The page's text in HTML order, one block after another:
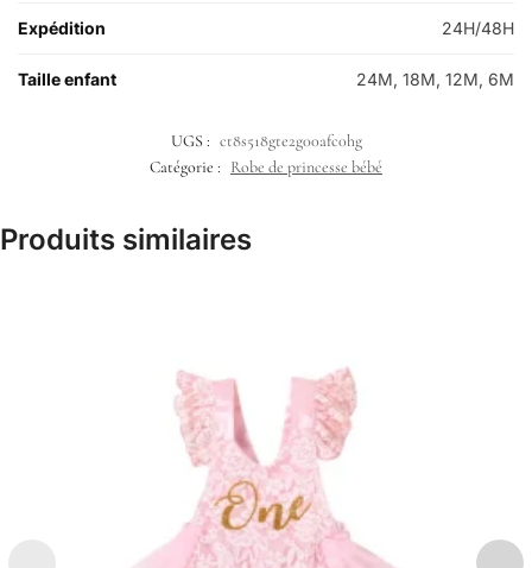
Expédition 24H/48H
Taille enfant 24M, 18M, 12M, 6M
UGS : ct8s518gte2g00afc0hg
Catégorie : Robe de princesse bébé
Produits similaires